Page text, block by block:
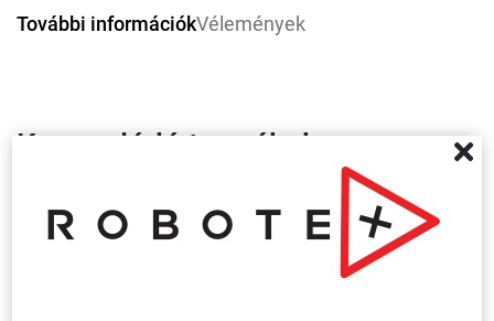
További információkVélemények
Kapcsolódó termékek
Több
variáció